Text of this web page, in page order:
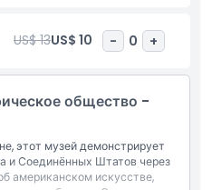
Америки.
US$ 13US$ 10 - 0 +
общество -
этот музей демонстрирует
и Соединённых Штатов через
американском искусстве,